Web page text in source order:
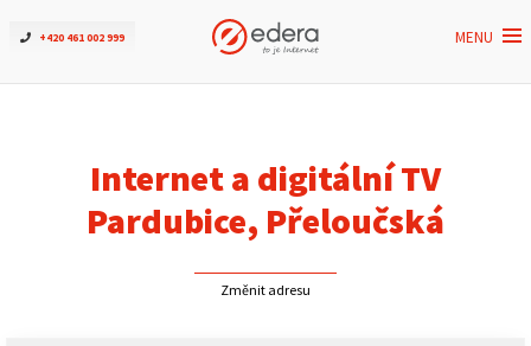
+420 461 002 999 MENU
Pro firmy
Internet a digitální TV
Pardubice, Přeloučská
Změnit adresu